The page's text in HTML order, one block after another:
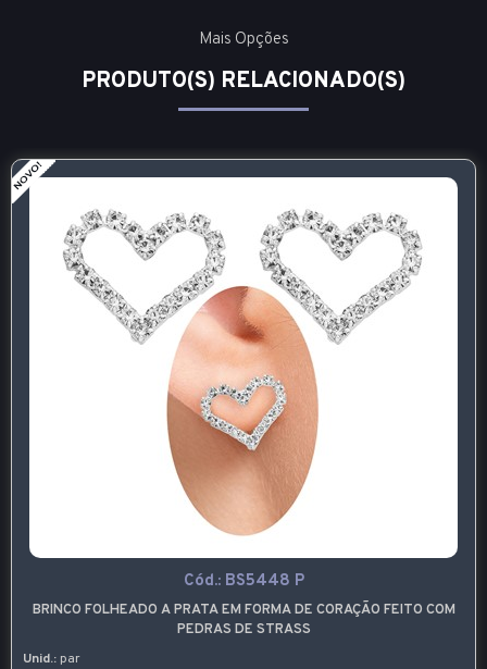
Mais Opções
PRODUTO(S) RELACIONADO(S)
Cód.: BS5448 P
BRINCO FOLHEADO A PRATA EM FORMA DE CORAÇÃO FEITO COM
PEDRAS DE STRASS
Unid.: par